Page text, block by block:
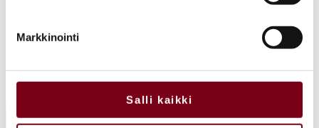
Markkinointi
Salli kaikki